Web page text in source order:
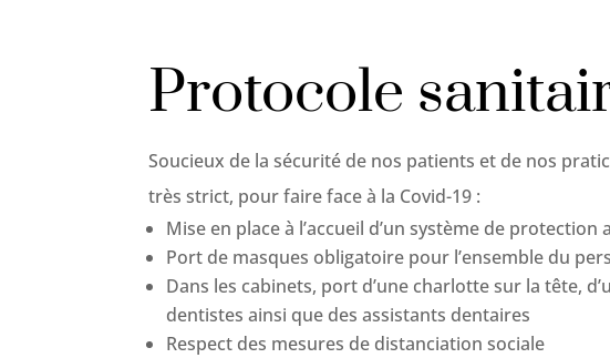
Protocole
Soucieux de la sécurité de nos patients et de nos
très strict, pour faire face à la Covid-19 :
Mise en place à l’accueil d’un système de
Port de masques obligatoire pour l’ensemble du
Dans les cabinets, port d’une charlotte sur la tête,
dentistes ainsi que des assistants dentaires
Respect des mesures de distanciation sociale